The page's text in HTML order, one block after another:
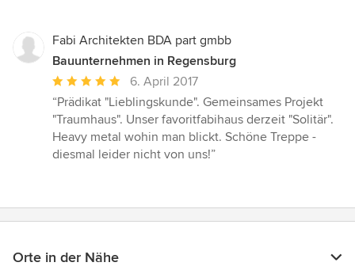
Fabi Architekten BDA part gmbb
Bauunternehmen in Regensburg
Durchschnittliche
Bewertung:
5
von
5
6. April 2017
“Prädikat "Lieblingskunde". Gemeinsames Projekt
"Traumhaus". Unser favoritfabihaus derzeit "Solitär".
Heavy metal wohin man blickt. Schöne Treppe -
diesmal leider nicht von uns!”
Orte in der Nähe